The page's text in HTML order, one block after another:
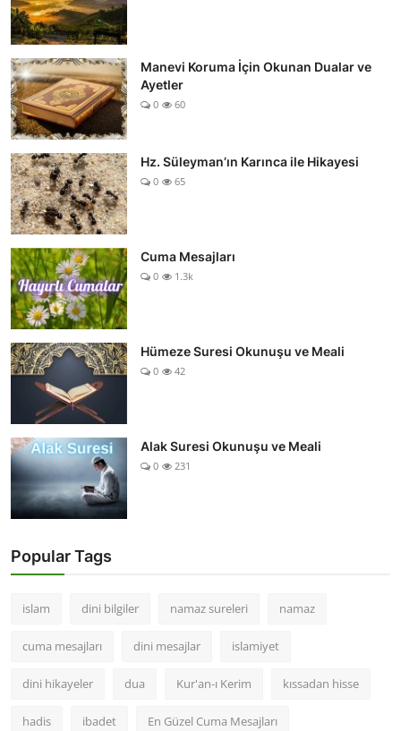
Manevi Koruma İçin Okunan Dualar ve
Ayetler
0 60
Hz. Süleyman’ın Karınca ile Hikayesi
0 65
Cuma Mesajları
0 1.3k
Hümeze Suresi Okunuşu ve Meali
0 42
Alak Suresi Okunuşu ve Meali
0 231
Popular Tags
islam dini bilgiler namaz sureleri namaz
cuma mesajları dini mesajlar islamiyet
dini hikayeler dua Kur'an-ı Kerim kıssadan hisse
hadis ibadet En Güzel Cuma Mesajları